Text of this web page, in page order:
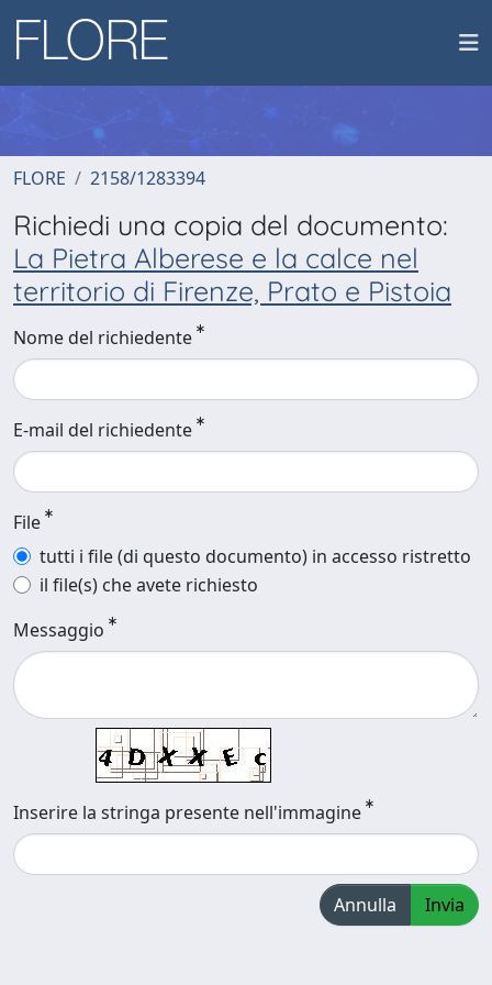
FLORE 2158/1283394
Richiedi una copia del documento:
La Pietra Alberese e la calce nel
territorio di Firenze, Prato e Pistoia
Nome del richiedente
E-mail del richiedente
File
tutti i file (di questo documento) in accesso ristretto
il file(s) che avete richiesto
Messaggio
Inserire la stringa presente nell'immagine
Annulla Invia